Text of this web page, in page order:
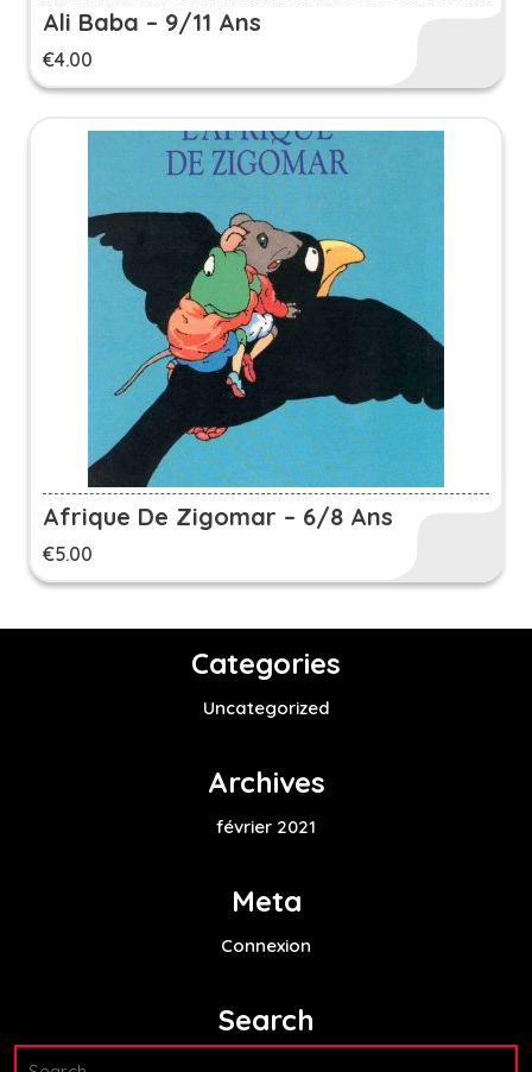
Ali Baba – 9/11 Ans
€4.00
Afrique De Zigomar – 6/8 Ans
€5.00
Categories
Uncategorized
Archives
février 2021
Meta
Connexion
Search